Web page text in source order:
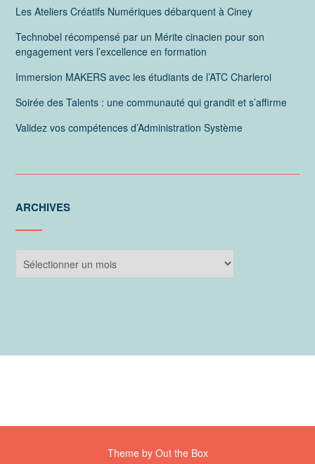
Les Ateliers Créatifs Numériques débarquent à Ciney
Technobel récompensé par un Mérite cinacien pour son
engagement vers l’excellence en formation
Immersion MAKERS avec les étudiants de l’ATC Charleroi
Soirée des Talents : une communauté qui grandit et s’affirme
Validez vos compétences d’Administration Système
ARCHIVES
Theme by Out the Box